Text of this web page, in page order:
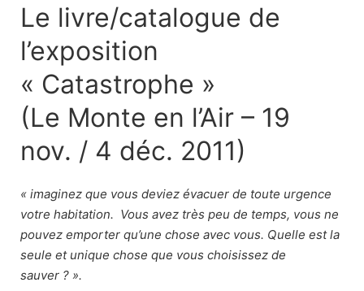
Le livre/catalogue de
l’exposition
« Catastrophe »
(Le Monte en l’Air – 19
nov. / 4 déc. 2011)
« imaginez que vous deviez évacuer de toute urgence
votre habitation. Vous avez très peu de temps, vous ne
pouvez emporter qu’une chose avec vous. Quelle est la
seule et unique chose que vous choisissez de
sauver ? ».